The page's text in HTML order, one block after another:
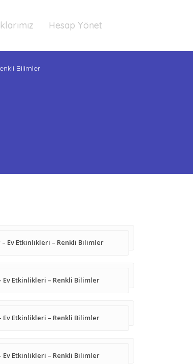
Hesap Yönet
Bilimler
Ev Etkinlikleri – Renkli Bilimler
Ev Etkinlikleri – Renkli Bilimler
Ev Etkinlikleri – Renkli Bilimler
Ev Etkinlikleri – Renkli Bilimler